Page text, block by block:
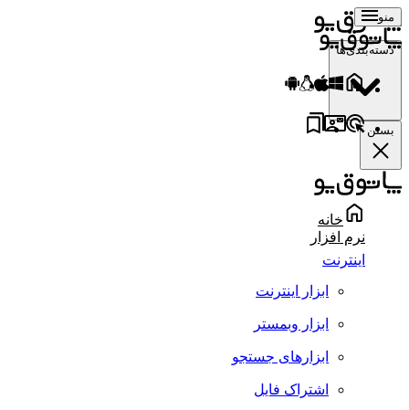
منو
دسته‌بندی‌ها
بستن
خانه
نرم افزار
اینترنت
ابزار اینترنت
ابزار وبمستر
ابزارهای جستجو
اشتراک فایل